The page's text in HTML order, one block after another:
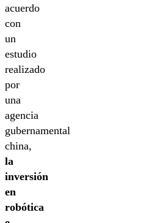
acuerdo
con
un
estudio
realizado
por
una
agencia
gubernamental
china,
la
inversión
en
robótica